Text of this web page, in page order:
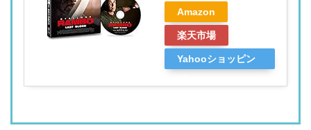
Amazon
楽天市場
Yahooショッピン